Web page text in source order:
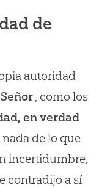
de
autoridad
, como los
en verdad
de lo que
incertidumbre,
contradijo a sí